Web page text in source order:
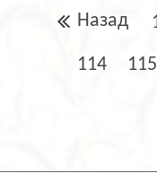
Назад
114 115